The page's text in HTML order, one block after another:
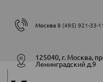
125040, г. Москва,
Ленинградский д.9
Москва 8 (495) 921-33-